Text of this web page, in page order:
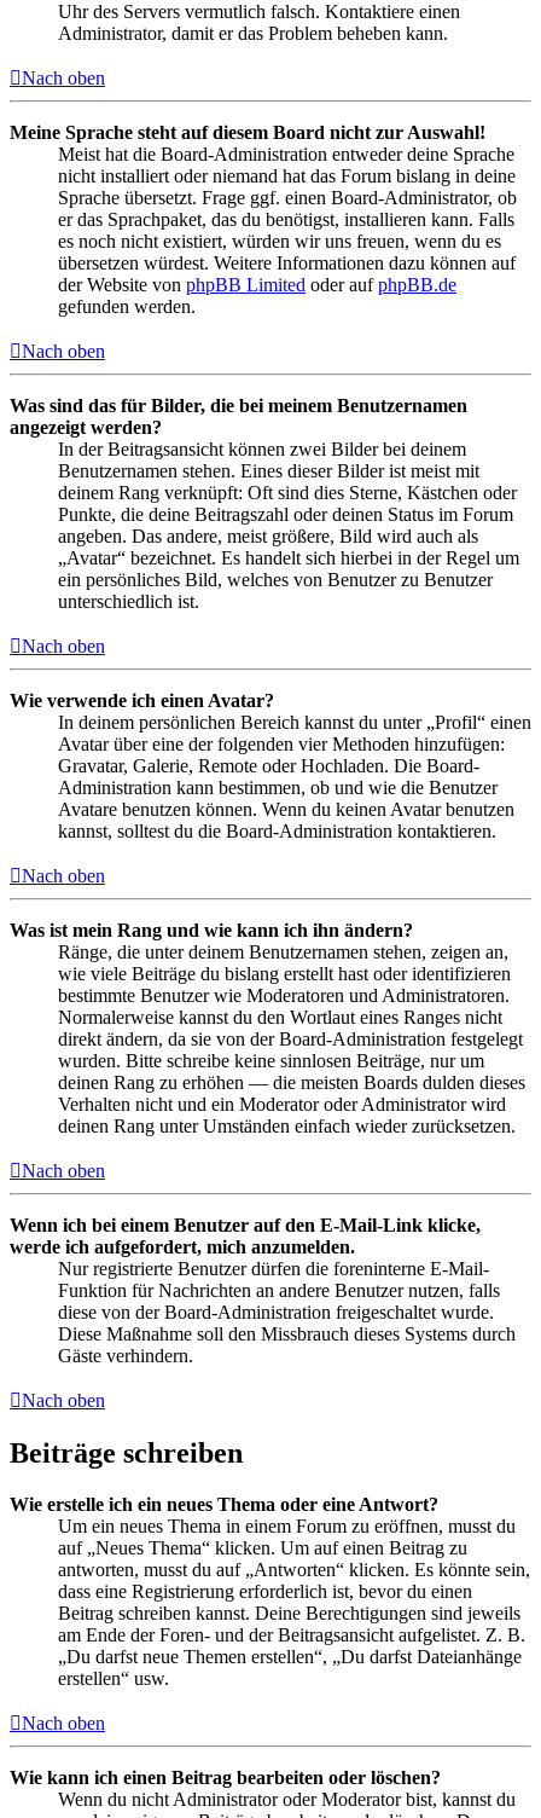
Uhr des Servers vermutlich falsch. Kontaktiere einen
Administrator, damit er das Problem beheben kann.
Nach oben
Meine Sprache steht auf diesem Board nicht zur Auswahl!
Meist hat die Board-Administration entweder deine Sprache
nicht installiert oder niemand hat das Forum bislang in deine
Sprache übersetzt. Frage ggf. einen Board-Administrator, ob
er das Sprachpaket, das du benötigst, installieren kann. Falls
es noch nicht existiert, würden wir uns freuen, wenn du es
übersetzen würdest. Weitere Informationen dazu können auf
der Website von phpBB Limited oder aufphpBB.de
gefunden werden.
Nach oben
Was sind das für Bilder, die bei meinem Benutzernamen
angezeigt werden?
In der Beitragsansicht können zwei Bilder bei deinem
Benutzernamen stehen. Eines dieser Bilder ist meist mit
deinem Rang verknüpft: Oft sind dies Sterne, Kästchen oder
Punkte, die deine Beitragszahl oder deinen Status im Forum
angeben. Das andere, meist größere, Bild wird auch als
„Avatar“ bezeichnet. Es handelt sich hierbei in der Regel um
ein persönliches Bild, welches von Benutzer zu Benutzer
unterschiedlich ist.
Nach oben
Wie verwende ich einen Avatar?
In deinem persönlichen Bereich kannst du unter „Profil“ einen
Avatar über eine der folgenden vier Methoden hinzufügen:
Gravatar, Galerie, Remote oder Hochladen. Die Board-
Administration kann bestimmen, ob und wie die Benutzer
Avatare benutzen können. Wenn du keinen Avatar benutzen
kannst, solltest du die Board-Administration kontaktieren.
Nach oben
Was ist mein Rang und wie kann ich ihn ändern?
Ränge, die unter deinem Benutzernamen stehen, zeigen an,
wie viele Beiträge du bislang erstellt hast oder identifizieren
bestimmte Benutzer wie Moderatoren und Administratoren.
Normalerweise kannst du den Wortlaut eines Ranges nicht
direkt ändern, da sie von der Board-Administration festgelegt
wurden. Bitte schreibe keine sinnlosen Beiträge, nur um
deinen Rang zu erhöhen — die meisten Boards dulden dieses
Verhalten nicht und ein Moderator oder Administrator wird
deinen Rang unter Umständen einfach wieder zurücksetzen.
Nach oben
Wenn ich bei einem Benutzer auf den E-Mail-Link klicke,
werde ich aufgefordert, mich anzumelden.
Nur registrierte Benutzer dürfen die foreninterne E-Mail-
Funktion für Nachrichten an andere Benutzer nutzen, falls
diese von der Board-Administration freigeschaltet wurde.
Diese Maßnahme soll den Missbrauch dieses Systems durch
Gäste verhindern.
Nach oben
Beiträge schreiben
Wie erstelle ich ein neues Thema oder eine Antwort?
Um ein neues Thema in einem Forum zu eröffnen, musst du
auf „Neues Thema“ klicken. Um auf einen Beitrag zu
antworten, musst du auf „Antworten“ klicken. Es könnte sein,
dass eine Registrierung erforderlich ist, bevor du einen
Beitrag schreiben kannst. Deine Berechtigungen sind jeweils
am Ende der Foren- und der Beitragsansicht aufgelistet. Z. B.
„Du darfst neue Themen erstellen“, „Du darfst Dateianhänge
erstellen“ usw.
Nach oben
Wie kann ich einen Beitrag bearbeiten oder löschen?
Wenn du nicht Administrator oder Moderator bist, kannst du